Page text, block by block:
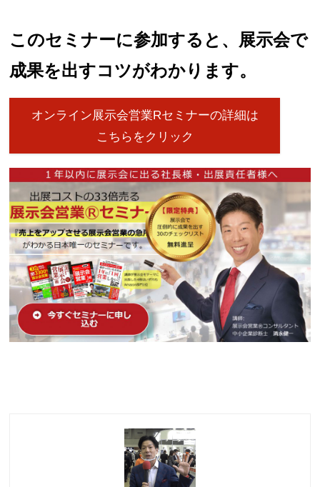
このセミナーに参加すると、展示会で
成果を出すコツがわかります。
オンライン展示会営業Rセミナーの詳細は
こちらをクリック